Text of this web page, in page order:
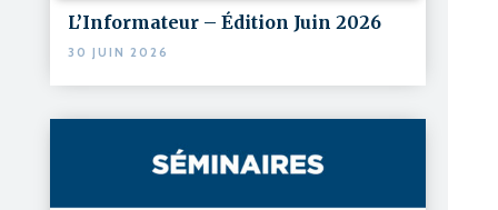
L’Informateur – Édition Juin 2026
30 JUIN 2026